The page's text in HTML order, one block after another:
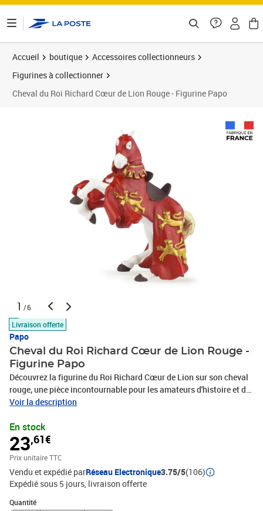
Accueil boutique
Accessoires collectionneurs
Figurines à collectionner
Cheval du Roi Richard Cœur de Lion Rouge - Figurine Papo
1 /6
Livraison offerte
Papo
Cheval du Roi Richard Cœur de Lion Rouge -
Figurine Papo
Découvrez la figurine du Roi Richard Cœur de Lion sur son cheval
rouge, une pièce incontournable pour les amateurs d'histoire et de
chevalerie. Prêt à mener ses troupes en croisade, Richard incarne
également un poète et un écrivain inspiré. Cette figurine de Papo
est parfaite pour les collectionneurs et les enfants passionnés par
les contes médiévaux. Ajoutez une touche de légende à votre
collection avec cette magnifique représentation du roi et de son
destrier.
Voir la description
En stock
23,61€
Prix unitaire TTC
Vendu et expédié parRéseau Electronique3.75/5(106)
Expédié sous 5 jours livraison offerte
Quantité
Quantité : 1